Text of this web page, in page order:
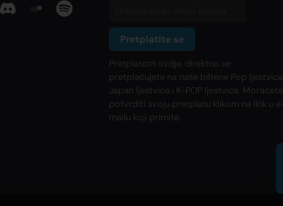
Pretplatite se
Pretplatom ovdje, direktno se
pretplaćujete na naše biltene Pop ljestvica,
Japan ljestvica i K-POP ljestvica. Moraćete
potvrditi svoju pretplatu klikom na link u e-
mailu koji primite.